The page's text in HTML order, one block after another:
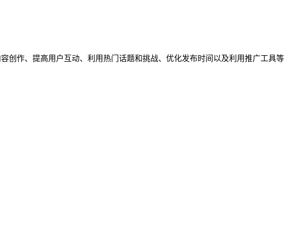
创作、提高用户互动、利用热门话题和挑战、优化发布时间以及利用推广工具等